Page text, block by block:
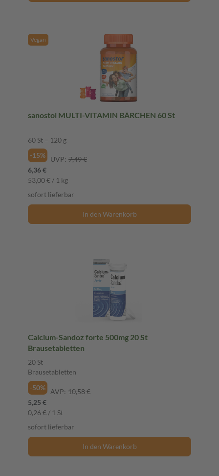
Vegan
sanostol MULTI-VITAMIN BÄRCHEN 60 St
60 St = 120 g
-15%
UVP: 7,49 €
6,36 €
53,00 € / 1 kg
sofort lieferbar
In den Warenkorb
Calcium-Sandoz forte 500mg 20 St
Brausetabletten
20 St
Brausetabletten
-50%
AVP: 10,58 €
5,25 €
0,26 € / 1 St
sofort lieferbar
In den Warenkorb